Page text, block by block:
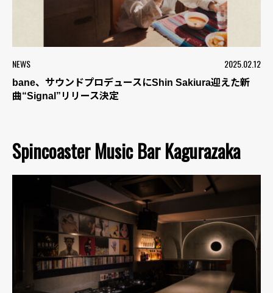
NEWS 2025.02.12
bane、サウンドプロデュースにShin Sakiura迎えた新
曲“Signal”リリース決定
Spincoaster Music Bar Kagurazaka